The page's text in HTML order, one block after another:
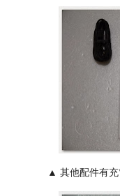
▲ 其他配件有充